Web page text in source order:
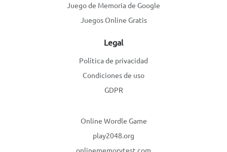
Juego de Memoria de Google
Juegos Online Gratis
Legal
Política de privacidad
Condiciones de uso
GDPR
Online Wordle Game
play2048.org
onlinememorytest.com